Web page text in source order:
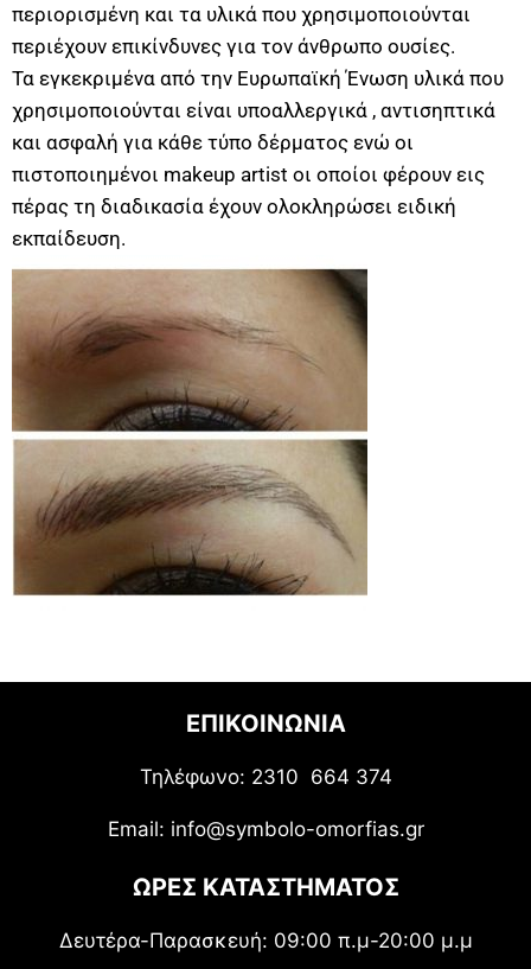
περιορισμένη και τα υλικά που χρησιμοποιούνται
περιέχουν επικίνδυνες για τον άνθρωπο ουσίες.
Τα εγκεκριμένα από την Ευρωπαϊκή Ένωση υλικά που
χρησιμοποιούνται είναι υποαλλεργικά , αντισηπτικά
και ασφαλή για κάθε τύπο δέρματος ενώ οι
πιστοποιημένοι makeup artist οι οποίοι φέρουν εις
πέρας τη διαδικασία έχουν ολοκληρώσει ειδική
εκπαίδευση.
ΕΠΙΚΟΙΝΩΝΙΑ
Τηλέφωνο: 2310 664 374
Email: info@symbolo-omorfias.gr
ΩΡΕΣ ΚΑΤΑΣΤΗΜΑΤΟΣ
Δευτέρα-Παρασκευή: 09:00 π.μ-20:00 μ.μ